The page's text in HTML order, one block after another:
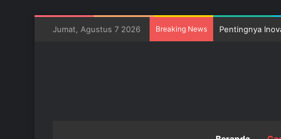
Jumat, Agustus 7 2026 Breaking News Pentingnya